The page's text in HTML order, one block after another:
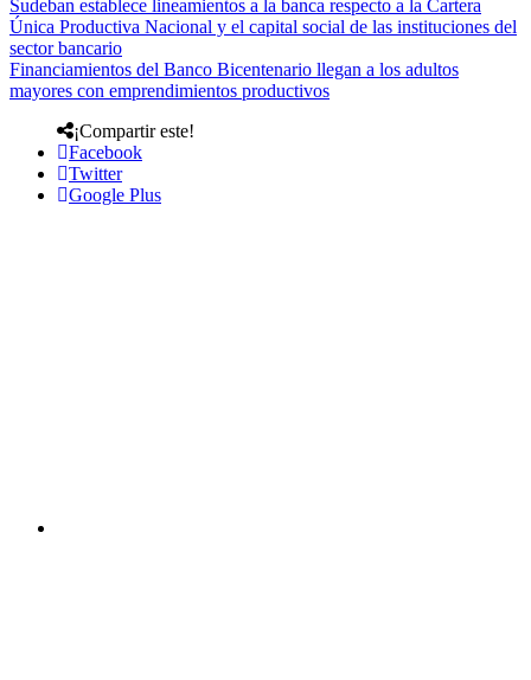
Sudeban establece lineamientos a la banca respecto a la Cartera
Única Productiva Nacional y el capital social de las instituciones del
sector bancario
Financiamientos del Banco Bicentenario llegan a los adultos
mayores con emprendimientos productivos
¡Compartir este!
Facebook
Twitter
Google Plus